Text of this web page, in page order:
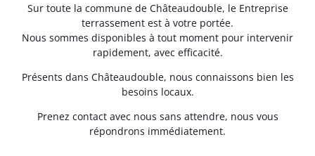
Sur toute la commune de Châteaudouble, le Entreprise
terrassement est à votre portée.
Nous sommes disponibles à tout moment pour intervenir
rapidement, avec efficacité.
Présents dans Châteaudouble, nous connaissons bien les
besoins locaux.
Prenez contact avec nous sans attendre, nous vous
répondrons immédiatement.